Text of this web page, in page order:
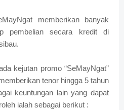
memberikan banyak
pembelian secara kredit di
kejutan promo “SeMayNgat”
tenor hingga 5 tahun
keuntungan lain yang dapat
ialah sebagai berikut :